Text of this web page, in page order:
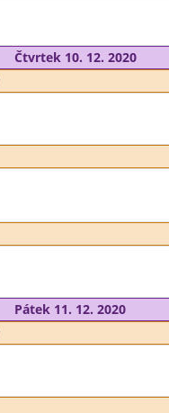
Čtvrtek 10. 12. 2020
Pátek 11. 12. 2020